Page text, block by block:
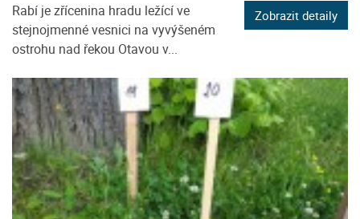
Rabí je zřícenina hradu ležící ve
stejnojmenné vesnici na vyvýšeném
ostrohu nad řekou Otavou v...
Zobrazit detaily